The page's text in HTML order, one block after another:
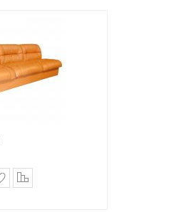
В закладки